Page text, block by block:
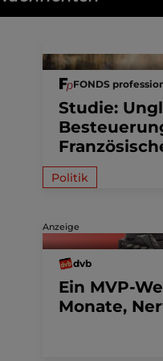
FONDS
Studie:
Politik
Anzeige
dvb
Ein MVP-
Monate,